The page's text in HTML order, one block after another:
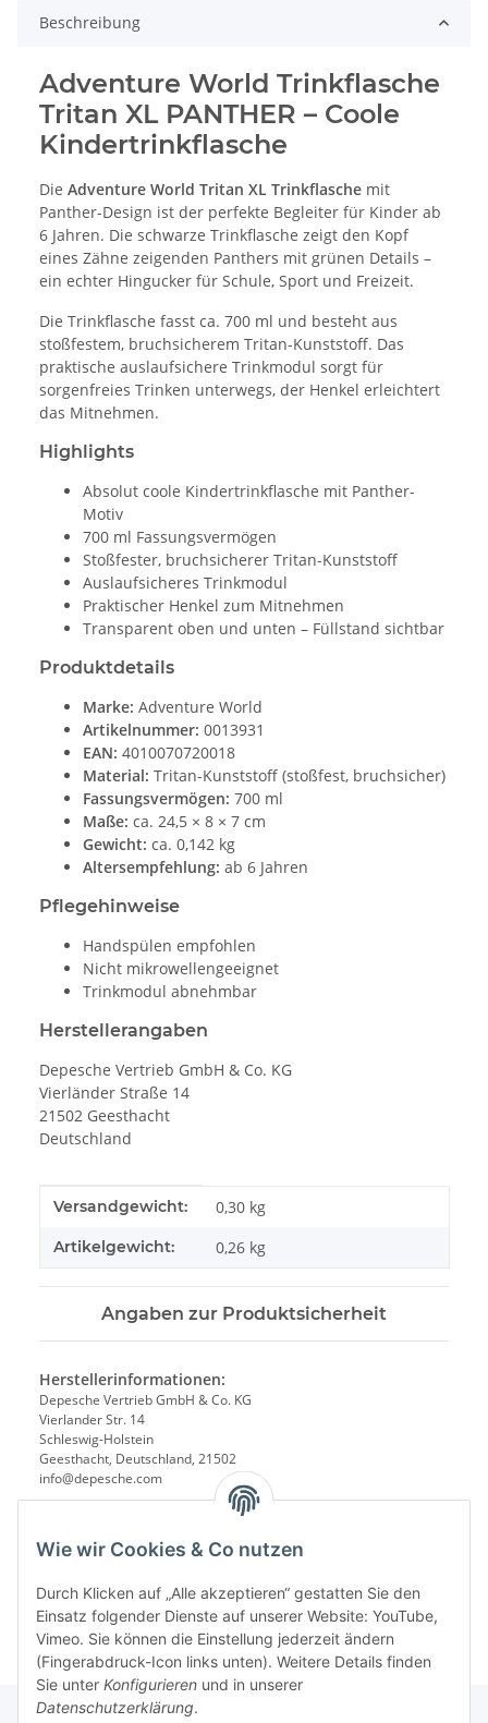
Wie wir Cookies & Co nutzen
Durch Klicken auf „Alle akzeptieren“ gestatten Sie den
Einsatz folgender Dienste auf unserer Website: YouTube,
Vimeo. Sie können die Einstellung jederzeit ändern
(Fingerabdruck-Icon links unten). Weitere Details finden
Sie unter Konfigurieren und in unserer
Datenschutzerklärung.
Beschreibung
Adventure World Trinkflasche
Tritan XL PANTHER – Coole
Kindertrinkflasche
Die Adventure World Tritan XL Trinkflasche mit
Panther-Design ist der perfekte Begleiter für Kinder ab
6 Jahren. Die schwarze Trinkflasche zeigt den Kopf
eines Zähne zeigenden Panthers mit grünen Details –
ein echter Hingucker für Schule, Sport und Freizeit.
Die Trinkflasche fasst ca. 700 ml und besteht aus
stoßfestem, bruchsicherem Tritan-Kunststoff. Das
praktische auslaufsichere Trinkmodul sorgt für
sorgenfreies Trinken unterwegs, der Henkel erleichtert
das Mitnehmen.
Highlights
Absolut coole Kindertrinkflasche mit Panther-
Motiv
700 ml Fassungsvermögen
Stoßfester, bruchsicherer Tritan-Kunststoff
Auslaufsicheres Trinkmodul
Praktischer Henkel zum Mitnehmen
Transparent oben und unten – Füllstand sichtbar
Produktdetails
Marke: Adventure World
Artikelnummer: 0013931
EAN: 4010070720018
Material: Tritan-Kunststoff (stoßfest, bruchsicher)
Fassungsvermögen: 700 ml
Maße: ca. 24,5 × 8 × 7 cm
Gewicht: ca. 0,142 kg
Altersempfehlung: ab 6 Jahren
Pflegehinweise
Handspülen empfohlen
Nicht mikrowellengeeignet
Trinkmodul abnehmbar
Herstellerangaben
Depesche Vertrieb GmbH & Co. KG
Vierländer Straße 14
21502 Geesthacht
Deutschland
Produkteigenschaft
Wert
Versandgewicht: 0,30 kg
Artikelgewicht: 0,26 kg
Angaben zur Produktsicherheit
Herstellerinformationen:
Depesche Vertrieb GmbH & Co. KG
Vierlander Str. 14
Schleswig-Holstein
Geesthacht, Deutschland, 21502
info@depesche.com